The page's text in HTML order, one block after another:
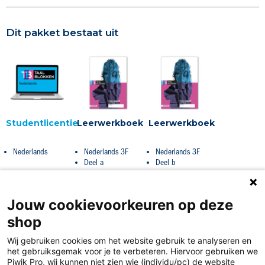
Dit pakket bestaat uit
Studentlicentie
Nederlands
Leerwerkboek
Nederlands 3F
Deel a
Leerwerkboek
Nederlands 3F
Deel b
Jouw cookievoorkeuren op deze
shop
Wij gebruiken cookies om het website gebruik te analyseren en
het gebruiksgemak voor je te verbeteren. Hiervoor gebruiken we
Piwik Pro, wij kunnen niet zien wie (individu/pc) de website